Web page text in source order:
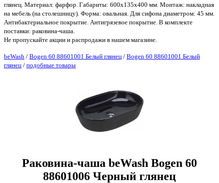
глянец. Материал: фарфор. Габариты: 600х135х400 мм. Монтаж: накладная
на мебель (на столешницу). Форма: овальная. Для сифона диаметром: 45 мм.
Антибактериальное покрытие. Антигрязевое покрытие. В комплекте
поставки: раковина-чаша.
Не пропускайте акции и распродажи в нашем магазине.
beWash / Bogen 60 88601001 Белый глянец / Bogen 60 88601001 Белый
глянец / подобные товары
Раковина-чаша beWash Bogen 60
88601006 Черный глянец